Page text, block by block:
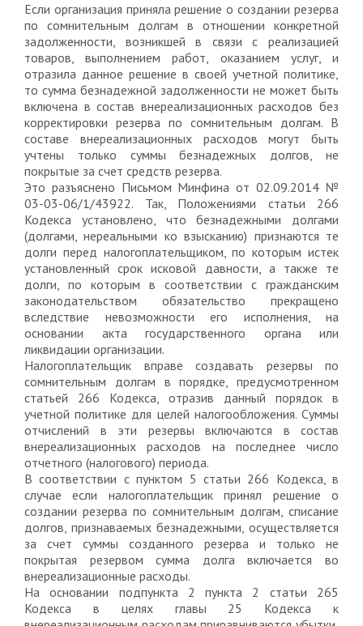
Если организация приняла решение о создании резерва
по сомнительным долгам в отношении конкретной
задолженности, возникшей в связи с реализацией
товаров, выполнением работ, оказанием услуг, и
отразила данное решение в своей учетной политике,
то сумма безнадежной задолженности не может быть
включена в состав внереализационных расходов без
корректировки резерва по сомнительным долгам. В
составе внереализационных расходов могут быть
учтены только суммы безнадежных долгов, не
покрытые за счет средств резерва.
Это разъяснено Письмом Минфина от 02.09.2014 №
03-03-06/1/43922. Так, Положениями статьи 266
Кодекса установлено, что безнадежными долгами
(долгами, нереальными ко взысканию) признаются те
долги перед налогоплательщиком, по которым истек
установленный срок исковой давности, а также те
долги, по которым в соответствии с гражданским
законодательством обязательство прекращено
вследствие невозможности его исполнения, на
основании акта государственного органа или
ликвидации организации.
Налогоплательщик вправе создавать резервы по
сомнительным долгам в порядке, предусмотренном
статьей 266 Кодекса, отразив данный порядок в
учетной политике для целей налогообложения. Суммы
отчислений в эти резервы включаются в состав
внереализационных расходов на последнее число
отчетного (налогового) периода.
В соответствии с пунктом 5 статьи 266 Кодекса, в
случае если налогоплательщик принял решение о
создании резерва по сомнительным долгам, списание
долгов, признаваемых безнадежными, осуществляется
за счет суммы созданного резерва и только не
покрытая резервом сумма долга включается во
внереализационные расходы.
На основании подпункта 2 пункта 2 статьи 265
Кодекса в целях главы 25 Кодекса к